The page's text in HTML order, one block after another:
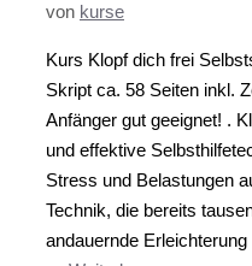
von kurse
Kurs Klopf dich frei
Skript ca. 58 Seiten inkl.
Anfänger gut geeignet! .
und effektive
Stress und Belastungen
Technik, die bereits
andauernde